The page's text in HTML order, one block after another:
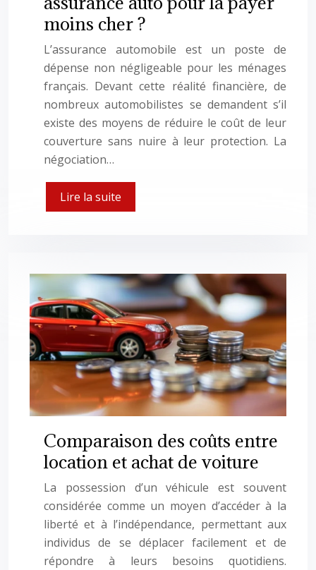
moins cher ?
L’assurance automobile est un poste de
dépense non négligeable pour les ménages
français. Devant cette réalité financière, de
nombreux automobilistes se demandent s’il
existe des moyens de réduire le coût de leur
couverture sans nuire à leur protection. La
négociation…
Lire la suite
Comparaison des coûts entre
location et achat de voiture
La possession d’un véhicule est souvent
considérée comme un moyen d’accéder à la
liberté et à l’indépendance, permettant aux
individus de se déplacer facilement et de
répondre à leurs besoins quotidiens.